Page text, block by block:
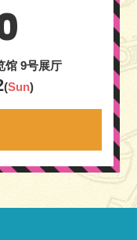
馆 9号展厅
(Sun)